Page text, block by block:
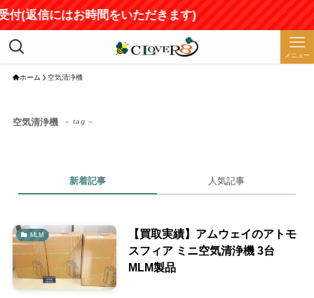
(返信にはお時間をいただきます)
メニュー
ホーム 空気清浄機
空気清浄機 – tag –
新着記事 人気記事
MLM
【買取実績】アムウェイのアトモ
スフィア ミニ空気清浄機 3台
MLM製品